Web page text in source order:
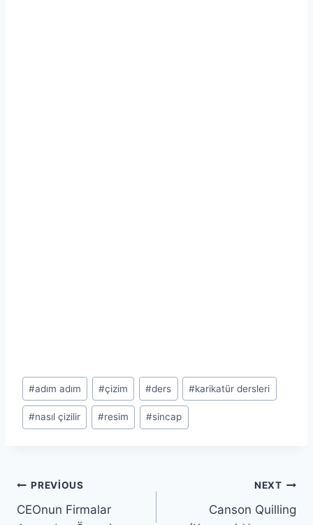
Post
Tags:
#adım adım #çizim #ders #karikatür dersleri
#nasıl çizilir #resim #sincap
Yazı
gezinmesi
PREVIOUS
CEOnun Firmalar
NEXT
Canson Quilling